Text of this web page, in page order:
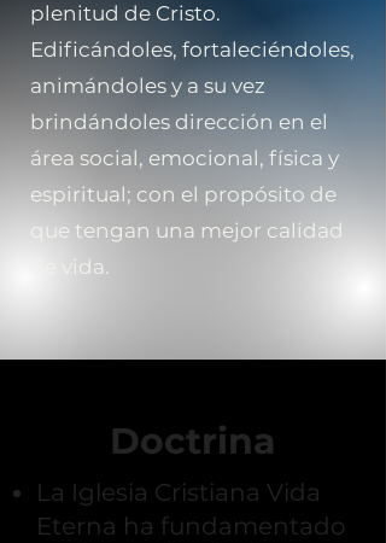
plenitud de Cristo.
Edificándoles, fortaleciéndoles,
animándoles y a su vez
brindándoles dirección en el
área social, emocional, física y
espiritual; con el propósito de
que tengan una mejor calidad
de vida.
Doctrina
La Iglesia Cristiana Vida
Eterna ha fundamentado